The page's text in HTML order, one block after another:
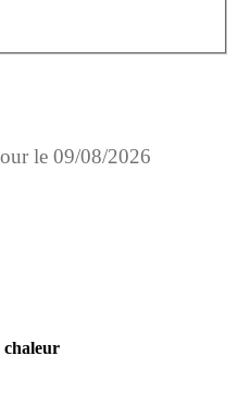
le 09/08/2026
chaleur